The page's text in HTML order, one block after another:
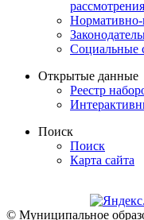
Нормативно-
Социальные
Открытые данные
Реестр
Поиск
Поиск
Карта сайта
© Муниципальное